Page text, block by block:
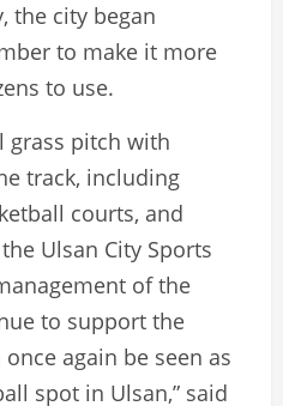
the city began
to make it more
to use.
grass pitch with
track, including
courts, and
Ulsan City Sports
of the
to support the
again be seen as
spot in Ulsan,” said